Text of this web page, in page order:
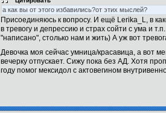
а как вы от этого избавились?от этих мыслей?
Присоединяюсь к вопросу. И ещё Lerika_L, в
в тревогу и депрессию и страх сойти с ума и
"написано", столько нам и жить) А уж вот
Девочка моя сейчас умница/красавица, а вот
вечерку отпускает. Сижу пока без АД. Хотя
году помог мексидол с актовегином